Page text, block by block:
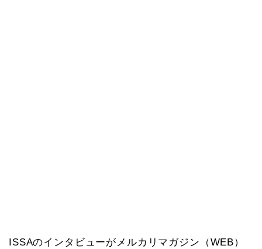
ISSAのインタビューがメルカリマガジン（WEB）